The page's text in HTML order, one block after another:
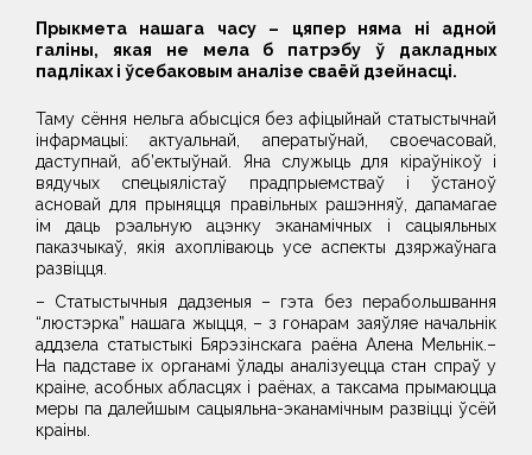
Прыкмета нашага часу – цяпер няма ні адной
галіны, якая не мела б патрэбу ў дакладных
падліках і ўсебаковым аналізе сваёй дзейнасці.
Таму сёння нельга абысціся без афіцыйнай статыстычнай
інфармацыі: актуальнай, аператыўнай, своечасовай,
даступнай, аб’ектыўнай. Яна служыць для кіраўнікоў і
вядучых спецыялістаў прадпрыемстваў і ўстаноў
асновай для прыняцця правільных рашэнняў, дапамагае
ім даць рэальную ацэнку эканамічных і сацыяльных
паказчыкаў, якія ахопліваюць усе аспекты дзяржаўнага
развіцця.
– Статыстычныя дадзеныя – гэта без перабольшвання
“люстэрка” нашага жыцця, – з гонарам заяўляе начальнік
аддзела статыстыкі Бярэзінскага раёна Алена Мельнік.–
На падставе іх органамі ўлады аналізуецца стан спраў у
краіне, асобных абласцях і раёнах, а таксама прымаюцца
меры па далейшым сацыяльна-эканамічным развіцці ўсёй
краіны.